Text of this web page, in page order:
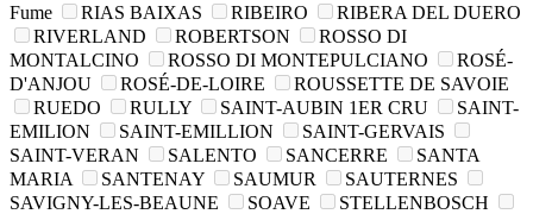
Fume
RIAS BAIXAS RIBEIRO
RIBERA DEL DUERO
RIVERLAND
ROBERTSON
ROSSO DI
MONTALCINO
ROSSO DI MONTEPULCIANO
ROSÉ-
D'ANJOU
ROSÉ-DE-LOIRE
ROUSSETTE DE SAVOIE
RUEDO
RULLY SAINT-AUBIN 1ER CRU
SAINT-
EMILION
SAINT-EMILLION
SAINT-GERVAIS
SAINT-VERAN
SALENTO SANCERRE
SANTA
MARIA
SANTENAY SAUMUR
SAUTERNES
SAVIGNY-LES-BEAUNE
SOAVE
STELLENBOSCH